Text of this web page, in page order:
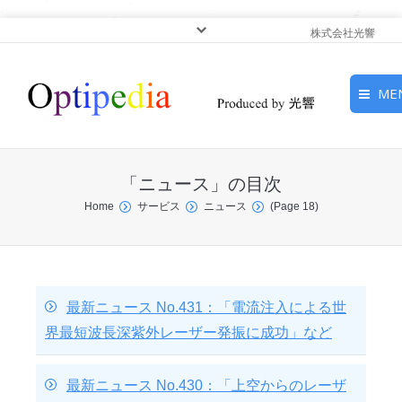
株式会社光響
ピックアップ
ン
「ニュース 」の目次
You are here:
Home サービス ニュース (Page 18)
最新ニュース No.431：「電流注入による世
界最短波長深紫外レーザー発振に成功」など
最新ニュース No.430：「上空からのレーザ